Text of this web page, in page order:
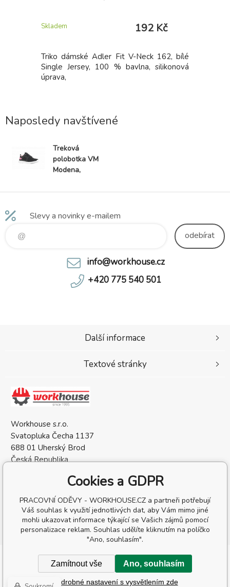
Skladem 192 Kč
Triko dámské Adler Fit V-Neck 162, bílé
Single Jersey, 100 % bavlna, silikonová
úprava,
Naposledy navštívené
Treková
polobotka VM
Modena,
Slevy a novinky e-mailem
odebírat
info@workhouse.cz
+420 775 540 501
Workhouse s.r.o.
Svatopluka Čecha 1137
688 01 Uherský Brod
Česká Republika
DIČ: CZ05568137
Další informace
Textové stránky
Copyright © 2026 Workhouse s.r.o.
Všechna práva vyhrazena.
Cookies a GDPR
PRACOVNÍ ODĚVY - WORKHOUSE.CZ a partneři potřebují
Váš souhlas k využití jednotlivých dat, aby Vám mimo jiné
mohli ukazovat informace týkající se Vašich zájmů pomocí
personalizace reklam. Souhlas udělíte kliknutím na políčko
"Ano, souhlasím".
Zamítnout vše Ano, souhlasím
Podrobné nastavení s vysvětlením zde